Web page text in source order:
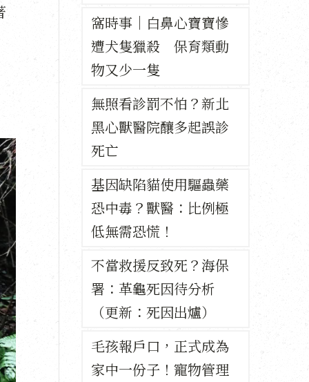
窩時事｜白鼻心寶寶慘
遭犬隻獵殺 保育類動
物又少一隻
無照看診罰不怕？新北
黑心獸醫院釀多起誤診
死亡
基因缺陷貓使用驅蟲藥
恐中毒？獸醫：比例極
低無需恐慌！
不當救援反致死？海保
署：革龜死因待分析
（更新：死因出爐）
毛孩報戶口，正式成為
家中一份子！寵物管理